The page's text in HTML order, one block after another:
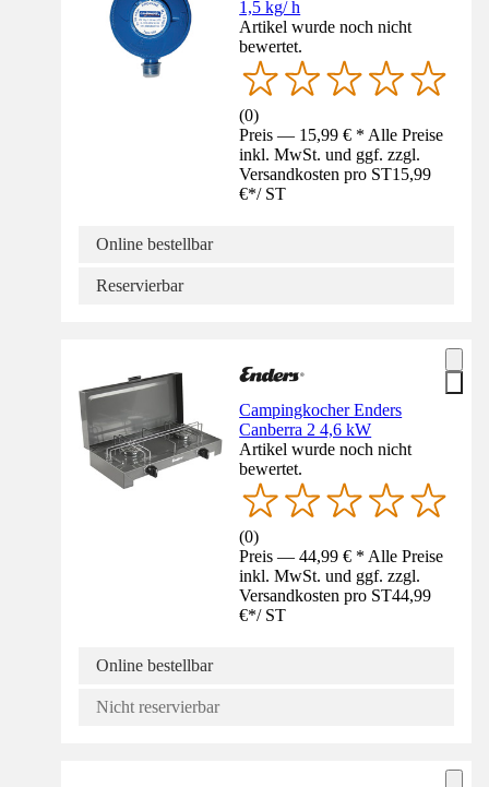
1,5 kg/ h
Artikel wurde noch nicht
bewertet.
(0)
Preis — 15,99 € * Alle Preise
inkl. MwSt. und ggf. zzgl.
Versandkosten pro ST15,99
€*/ ST
Online bestellbar
Reservierbar
Campingkocher Enders
Canberra 2 4,6 kW
Artikel wurde noch nicht
bewertet.
(0)
Preis — 44,99 € * Alle Preise
inkl. MwSt. und ggf. zzgl.
Versandkosten pro ST44,99
€*/ ST
Online bestellbar
Nicht reservierbar